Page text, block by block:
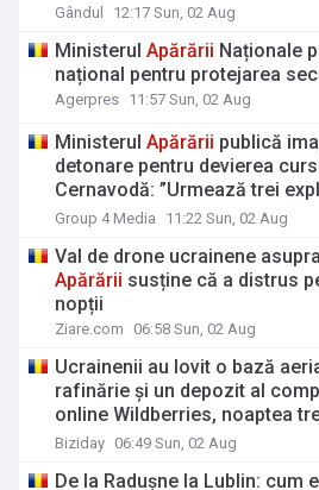
Gândul 12:17 Sun, 02 Aug
MinisterulApărării Naționale
național pentru protejarea
Agerpres 11:57 Sun, 02 Aug
MinisterulApărării publică
detonare pentru devierea
Cernavodă: ”Urmează trei
încărcături de mare putere”
Group 4 Media 11:22 Sun, 02 Aug
Val de drone ucrainene
Apărării susține că a distrus
nopții
Ziare.com 06:58 Sun, 02 Aug
Ucrainenii au lovit o bază
rafinărie și un depozit al
online Wildberries, noaptea
alApărăriisusține că a
Biziday 06:49 Sun, 02 Aug
De la Radușne la Lublin: cum